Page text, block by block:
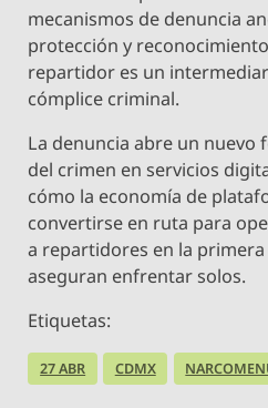
mecanismos de denuncia
protección y
repartidor es un
cómplice criminal.
La denuncia abre un
del crimen en servicios
cómo la economía de
convertirse en ruta para
a repartidores en la
aseguran enfrentar solos.
Etiquetas:
27 ABR CDMX